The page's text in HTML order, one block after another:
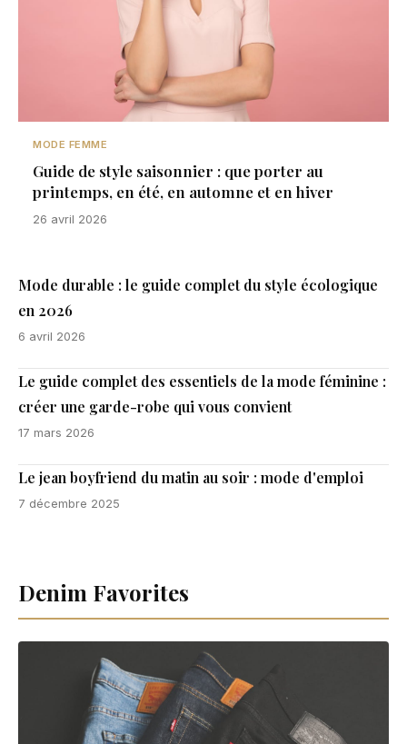
MODE FEMME
Guide de style saisonnier : que porter au
printemps, en été, en automne et en hiver
26 avril 2026
Mode durable : le guide complet du style écologique
en 2026
6 avril 2026
Le guide complet des essentiels de la mode féminine :
créer une garde-robe qui vous convient
17 mars 2026
Le jean boyfriend du matin au soir : mode d'emploi
7 décembre 2025
Denim Favorites